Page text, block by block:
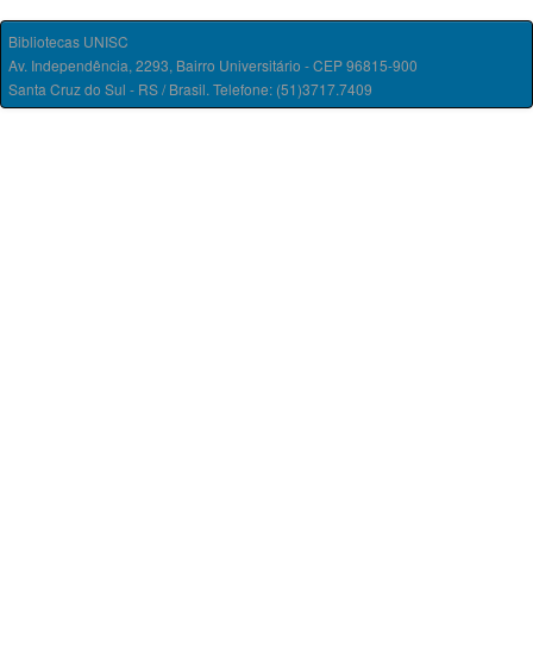
Bibliotecas UNISC
Av. Independência, 2293, Bairro Universitário - CEP 96815-900
Santa Cruz do Sul - RS / Brasil. Telefone: (51)3717.7409